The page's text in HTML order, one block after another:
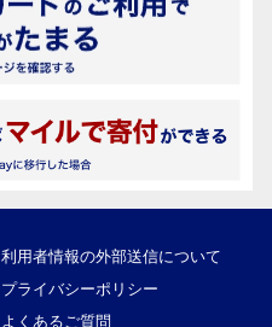
利用者情報の外部送信について
プライバシーポリシー
よくあるご質問